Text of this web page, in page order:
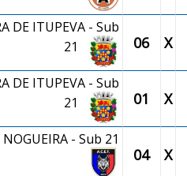
DE ITUPEVA - Sub
21
06 X
DE ITUPEVA - Sub
21
01 X
NOGUEIRA - Sub 21
04 X